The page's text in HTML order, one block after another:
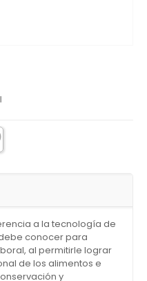
a la tecnología de
conocer para
al permitirle lograr
de los alimentos e
y